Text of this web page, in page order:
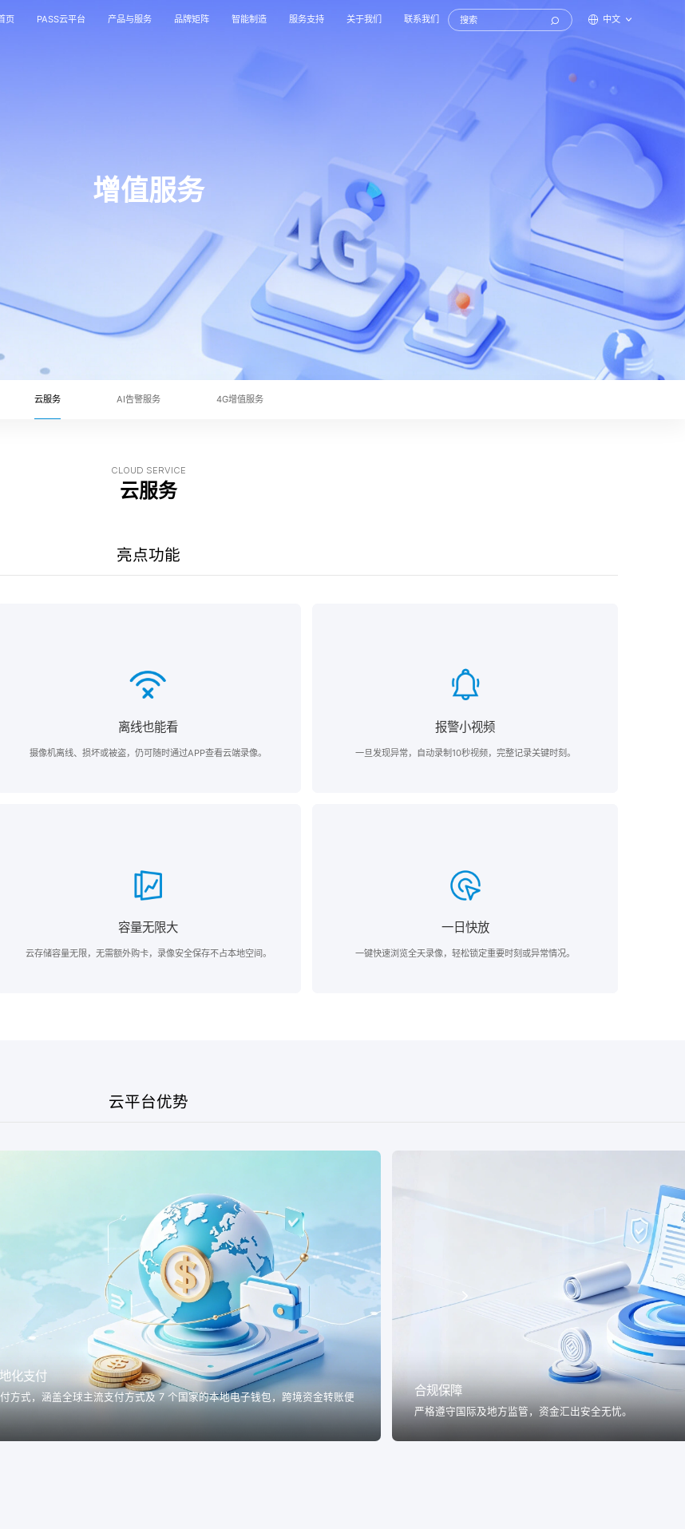
页 PASS云平台 产品与服务 品牌矩阵 智能制造 服务支持 关于我们 联系我们 中文
增值服务
云服务 AI告警服务 4G增值服务
CLOUD SERVICE
云服务
亮点功能
离线也能看
摄像机离线、损坏或被盗，仍可随时通过APP查看云端录像。
报警小视频
一旦发现异常，自动录制10秒视频，完整记录关键时刻。
容量无限大
云存储容量无限，无需额外购卡，录像安全保存不占本地空间。
一日快放
一键快速浏览全天录像，轻松锁定重要时刻或异常情况。
云平台优势
化支付
方式，涵盖全球主流支付方式及 7 个国家的本地电子钱包，跨境资金转账便
合规保障
严格遵守国际及地方监管，资金汇出安全无忧。